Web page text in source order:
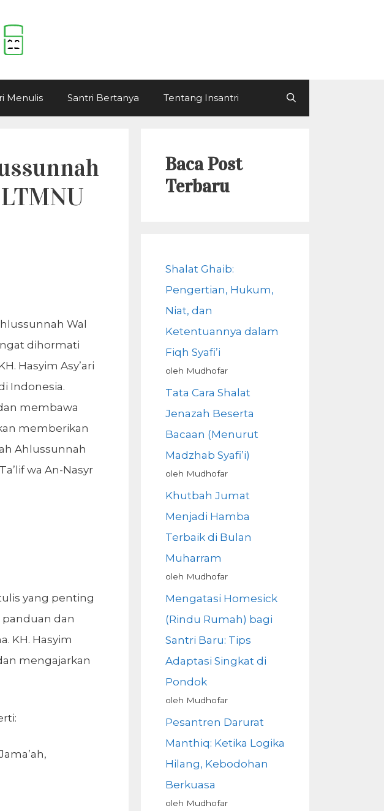
Menulis Santri Bertanya Tentang Insantri
Wal
dihormati
Hasyim Asy’ari
Indonesia.
membawa
memberikan
Ahlussunnah
wa An-Nasyr
yang penting
panduan dan
KH. Hasyim
mengajarkan
Baca Post
Terbaru
Shalat Ghaib:
Pengertian, Hukum,
Niat, dan
Ketentuannya dalam
Fiqh Syafi’i
oleh Mudhofar
Tata Cara Shalat
Jenazah Beserta
Bacaan (Menurut
Madzhab Syafi’i)
oleh Mudhofar
Khutbah Jumat
Menjadi Hamba
Terbaik di Bulan
Muharram
oleh Mudhofar
Mengatasi Homesick
(Rindu Rumah) bagi
Santri Baru: Tips
Adaptasi Singkat di
Pondok
oleh Mudhofar
Pesantren Darurat
Manthiq: Ketika Logika
Hilang, Kebodohan
Berkuasa
oleh Mudhofar